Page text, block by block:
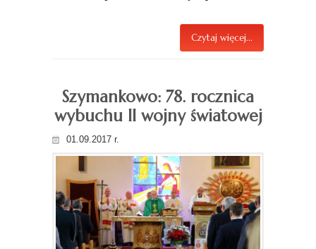
Czytaj więcej...
Szymankowo: 78. rocznica
wybuchu II wojny światowej
01.09.2017 r.